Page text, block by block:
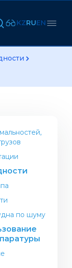
KZRUEN
по шуму